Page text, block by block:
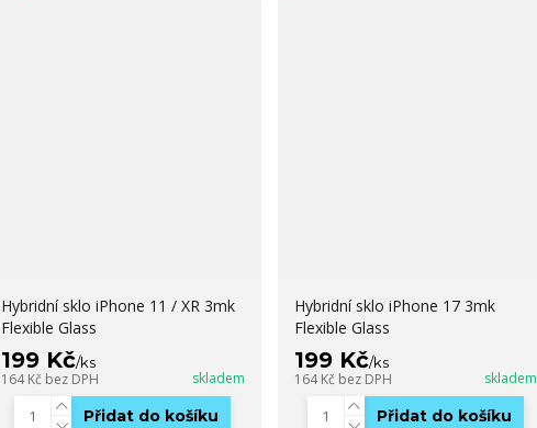
Hybridní sklo iPhone 11 / XR 3mk
Flexible Glass
199 Kč/ks
164 Kč bez DPH skladem
Přidat do košíku
Hybridní sklo iPhone 17 3mk
Flexible Glass
199 Kč/ks
164 Kč bez DPH skladem
Přidat do košíku